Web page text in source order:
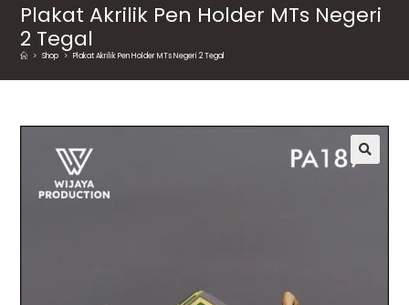
Plakat Akrilik Pen Holder MTs Negeri
2 Tegal
> Shop > Plakat Akrilik Pen Holder MTs Negeri 2 Tegal